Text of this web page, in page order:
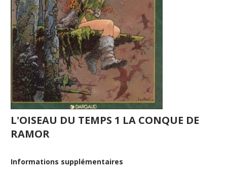
L'OISEAU DU TEMPS 1 LA CONQUE DE
RAMOR
Informations supplémentaires